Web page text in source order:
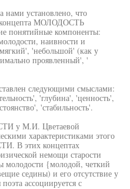
нами установлено, что
концепта МОЛОДОСТЬ
понятийные компоненты:
наивности и
'небольшой' (как у
проявленный', '
следующими смыслами:
'глубина', 'ценность',
'стабильность'.
у М.И. Цветаевой
характеристиками этого
В этих концептах
немощи старости
молодости {молодой, четкий
седины) и его отсутствие у
ассоциируется с